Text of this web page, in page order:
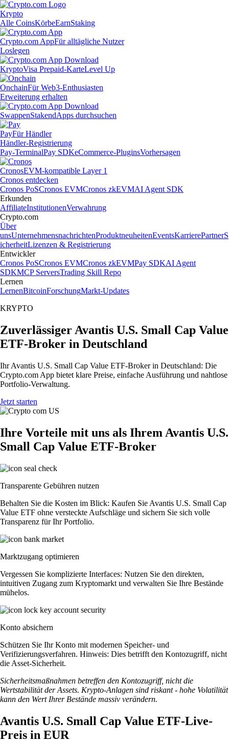
Krypto
Alle CoinsKörbeEarnStaking
Crypto.com AppFür alltägliche Nutzer
Loslegen
KryptoVisa Prepaid-KarteLevel Up
OnchainFür Web3-Enthusiasten
Erweiterung erhalten
SwappenStakendApps durchsuchen
PayFür Händler
Händler-Registrierung
Pay-TerminalPay SDKeCommerce-PluginsVorhersagen
CronosEVM-kompatible Layer 1
Cronos entdecken
Cronos PoSCronos EVMCronos zkEVMAI Agent SDK
Erkunden
AffiliateInstitutionenVerwahrung
Crypto.com
Über
unsUnternehmensnachrichtenProduktneuheitenEventsKarrierePartnerS
icherheitLizenzen & Registrierung
Entwickler
Cronos PoSCronos EVMCronos zkEVMPay SDKAI Agent
SDKMCP ServersTrading Skill Repo
Lernen
LernenBitcoinForschungMarkt-Updates
KRYPTO
Zuverlässiger Avantis U.S. Small Cap Value
ETF-Broker in Deutschland
Ihr Avantis U.S. Small Cap Value ETF-Broker in Deutschland: Die
Crypto.com App bietet klare Preise, einfache Ausführung und nahtlose
Portfolio-Verwaltung.
Jetzt starten
Ihre Vorteile mit uns als Ihrem Avantis U.S.
Small Cap Value ETF-Broker
Transparente Gebühren nutzen
Behalten Sie die Kosten im Blick: Kaufen Sie Avantis U.S. Small Cap
Value ETF ohne versteckte Aufschläge und sichern Sie sich volle
Transparenz für Ihr Portfolio.
Marktzugang optimieren
Vergessen Sie komplizierte Interfaces: Nutzen Sie den direkten,
intuitiven Zugang zum Kryptomarkt und verwalten Sie Ihre Bestände
mühelos.
Konto absichern
Schützen Sie Ihr Konto mit modernen Speicher- und
Verifizierungsverfahren. Hinweis: Dies betrifft den Kontozugriff, nicht
die Asset-Sicherheit.
Sicherheitsmaßnahmen betreffen den Kontozugriff, nicht die
Wertstabilität der Assets. Krypto-Anlagen sind riskant - hohe Volatilität
kann den Wert Ihrer Bestände massiv verändern.
Avantis U.S. Small Cap Value ETF-Live-
Preis in EUR